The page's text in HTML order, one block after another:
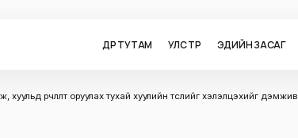
ӨДӨР ТУТАМ УЛС ТӨР ЭДИЙН ЗАСАГ
өөрчлөлт оруулах тухай хуулийн төслийг хэлэлцэхийг дэмжив